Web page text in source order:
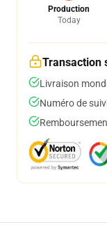
Production
Today
Transaction
Livraison
Numéro de